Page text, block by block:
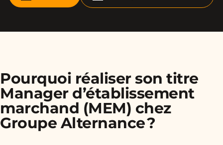
Pourquoi réaliser son titre
Manager d’établissement
marchand (MEM) chez
Groupe Alternance ?